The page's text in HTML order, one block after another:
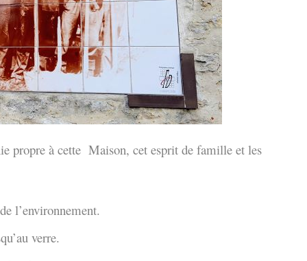
propre à cette Maison, cet esprit de famille et les
l’environnement.
verre.